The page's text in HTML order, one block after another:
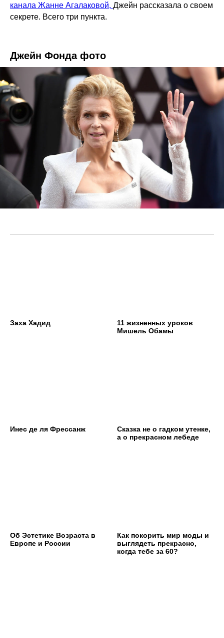
канала Жанне Агалаковой, Джейн рассказала о своем
секрете. Всего три пункта.
Джейн Фонда фото
Заха Хадид
11 жизненных уроков
Мишель Обамы
Инес де ля Фрессанж
Сказка не о гадком утенке,
а о прекрасном лебеде
Об Эстетике Возраста в
Европе и России
Как покорить мир моды и
выглядеть прекрасно,
когда тебе за 60?